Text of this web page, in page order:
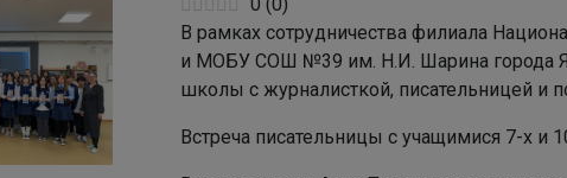
В рамках сотрудничества филиала
и МОБУ СОШ №39 им. Н.И. Шарина города
школы с журналисткой, писательницей и
Встреча писательницы с учащимися 7-х и